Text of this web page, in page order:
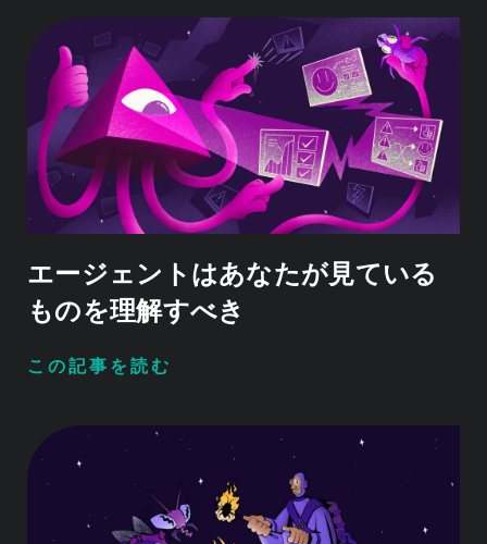
エージェントはあなたが見ている
ものを理解すべき
この記事を読む